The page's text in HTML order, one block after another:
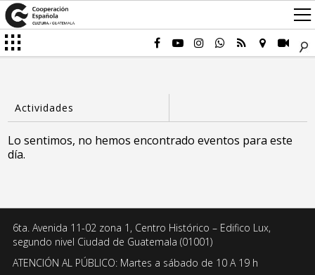
Lo sentimos, no hemos encontrado eventos para este
día.
6ta. Avenida 11-02 zona 1, Centro Histórico – Edifico Lux,
segundo nivel Ciudad de Guatemala (01001)
ATENCIÓN AL PÚBLICO: Martes a sábado de 10 A 19 h